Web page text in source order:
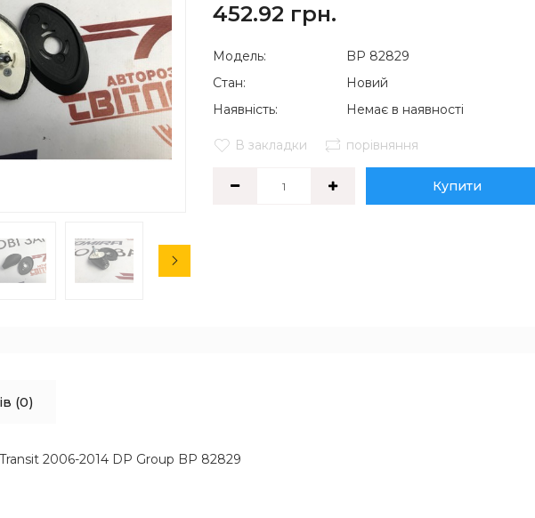
452.92 грн.
Модель:
BP 82829
Стан:
Новий
Наявність:
Немає в наявності
В закладки порівняння
Купити
(0)
2006-2014 DP Group BP 82829